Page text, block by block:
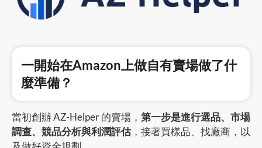
一開始在Amazon上做自有賣場做了什
麼準備？
當初創辦 AZ-Helper 的賣場， 第一步是進行選品、市場
調查、競品分析與利潤評估，接著買樣品、找廠商，以